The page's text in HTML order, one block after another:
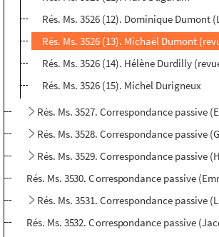
Rés. Ms. 3526 (12). Dominique Dumont
Rés. Ms. 3526 (13). Michaël Dumont
Rés. Ms. 3526 (14). Hélène Durdilly
Rés. Ms. 3526 (15). Michel Durigneux
Rés. Ms. 3527. Correspondance passive
Rés. Ms. 3528. Correspondance passive
Rés. Ms. 3529. Correspondance passive
Rés. Ms. 3530. Correspondance passive
Rés. Ms. 3531. Correspondance passive
Rés. Ms. 3532. Correspondance passive